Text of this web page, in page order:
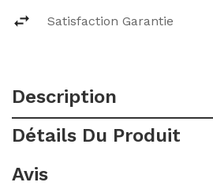
Satisfaction Garantie
Description
Détails Du Produit
Avis